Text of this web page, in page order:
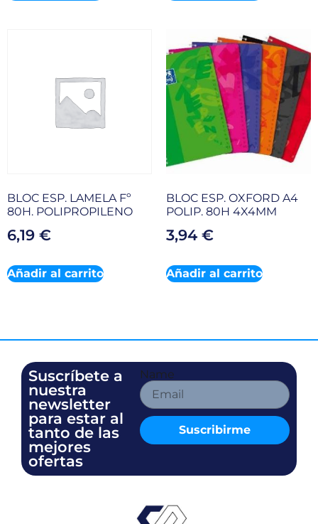
BLOC ESP. LAMELA Fº
80H. POLIPROPILENO
6,19 €
Añadir al carrito
BLOC ESP. OXFORD A4
POLIP. 80H 4X4MM
3,94 €
Añadir al carrito
Name
Suscribirme
Suscríbete a
nuestra
newsletter
para estar al
tanto de las
mejores
ofertas